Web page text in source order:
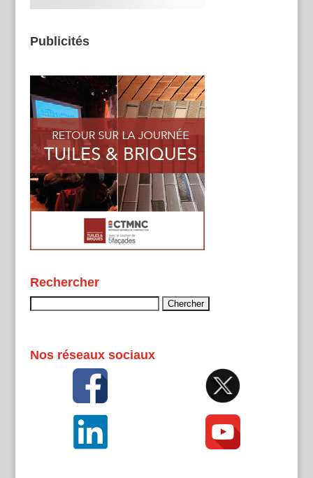
Publicités
Rechercher
Nos réseaux sociaux